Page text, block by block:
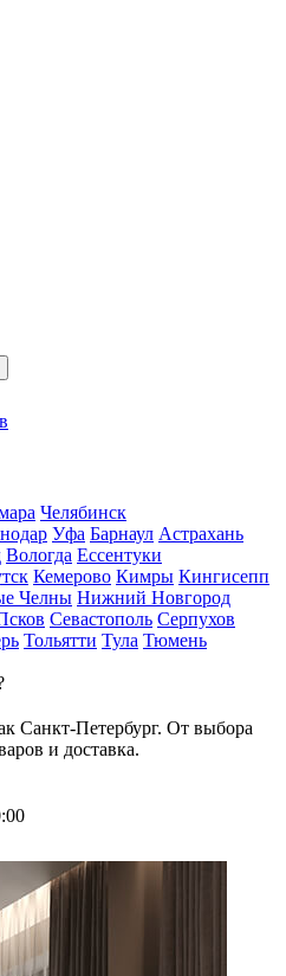
Челябинск
Уфа Барнаул Астрахань
Вологда Ессентуки
Кемерово Кимры Кингисепп
Челны Нижний Новгород
Севастополь Серпухов
Тольятти Тула Тюмень
Санкт-Петербург. От выбора
и доставка.